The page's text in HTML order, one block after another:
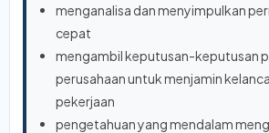
menganalisa dan menyimpulkan
cepat
mengambil keputusan-keputusan
perusahaan untuk menjamin
pekerjaan
pengetahuan yang mendalam